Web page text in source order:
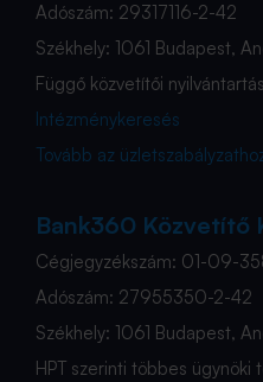
Adószám: 29317116-2-42
Székhely: 1061 Budapest,
Függő közvetítői
Intézménykeresés
Tovább az
Bank360 Közvetítő
Cégjegyzékszám: 01-09-
Adószám: 27955350-2-42
Székhely: 1061 Budapest,
HPT szerinti többes